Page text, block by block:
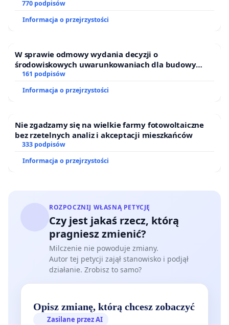
ogrody działkowe.
770 podpisów
Informacja o przejrzystości
W sprawie odmowy wydania decyzji o
środowiskowych uwarunkowaniach dla budowy
zakładu wytwarzania biometanu „Krynki” w
Ostrowiu Południowym oraz ochrony mieszkańców i
Puszczy Knyszyńskiej
161 podpisów
Informacja o przejrzystości
Nie zgadzamy się na wielkie farmy fotowoltaiczne
bez rzetelnych analiz i akceptacji mieszkańców
333 podpisów
Informacja o przejrzystości
ROZPOCZNIJ WŁASNĄ PETYCJĘ
Czy jest jakaś rzecz, którą
pragniesz zmienić?
Milczenie nie powoduje zmiany.
Autor tej petycji zajął stanowisko i podjął
działanie. Zrobisz to samo?
Opisz zmianę, którą chcesz zobaczyć
Zasilane przez AI